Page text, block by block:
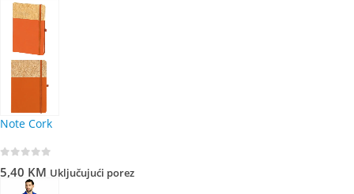
Note Cork
5,40 KM Uključujući porez